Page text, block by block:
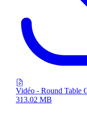
Vidéo - Round Table
313.02 MB